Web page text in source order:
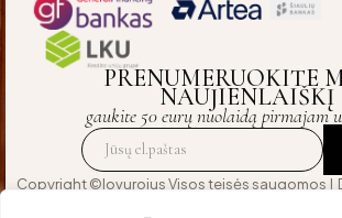
PRENUMERUOKITE
NAUJIENLAIŠKĮ
gaukite 50 eurų nuolaidą pirmajam
Copyright ©lovurojus Visos teisės saugomos |